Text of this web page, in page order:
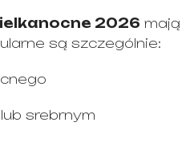
2026 mają
są szczególnie:
srebrnym